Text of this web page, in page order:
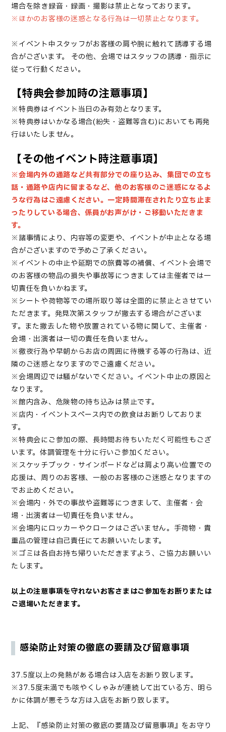
場合を除き録音・録画・撮影は禁止となっております。
※ほかのお客様の迷惑となる行為は一切禁止となります。
※イベント中スタッフがお客様の肩や腕に触れて誘導する場
合がございます。
その他、会場ではスタッフの誘導・指示に
従って行動ください。
【特典会参加時の注意事項】
※特典券はイベント当日のみ有効となります。
※特典券はいかなる場合(紛失・盗難等含む)においても再発
行はいたしません。
【その他イベント時注意事項】
※会場内外の通路など共有部分での座り込み、集団での立ち
話・通路や店内に留まるなど、他のお客様のご迷惑になるよ
うな行為はご遠慮ください。一定時間滞在されたり立ち止ま
ったりしている場合、係員がお声がけ・ご移動いただきま
す。
※諸事情により、内容等の変更や、イベントが中止となる場
合がございますので予めご了承ください。
※イベントの中止や延期での旅費等の補償、イベント会場で
のお客様の物品の損失や事故等につきましては主催者では一
切責任を負いかねます。
※シートや荷物等での場所取り等は全面的に禁止とさせてい
ただきます。発見次第スタッフが撤去する場合がございま
す。また撤去した物や放置されている物に関して、主催者・
会場・出演者は一切の責任を負いません。
※徹夜行為や早朝からお店の周囲に待機する等の行為は、近
隣のご迷惑となりますのでご遠慮ください。
※会場周辺では騒がないでください。イベント中止の原因と
なります。
※館内含み、危険物の持ち込みは禁止です。
※店内・イベントスペース内での飲食はお断りしておりま
す。
※特典会にご参加の際、長時間お待ちいただく可能性もござ
います。体調管理を十分に行いご参加ください。
※ スケッチブック・サインボードなどは肩より高い位置での
応援は、周りのお客様、一般のお客様のご迷惑となりますの
でお止めください。
※会場内・外での事故や盗難等につきまして、主催者・会
場・出演者は一切責任を負いません。
※会場内にロッカーやクロークはございません。手荷物・貴
重品の管理は自己責任にてお願いいたします。
※ゴミは各自お持ち帰りいただきますよう、ご協力お願いい
たします。
以上の注意事項を守れないお客さまはご参加をお断りまたは
ご退場いただきます。
感染防止対策の徹底の要請及び留意事項
37.5度以上の発熱がある場合は入店をお断り致します。
※37.5度未満でも咳やくしゃみが連続して出ている方、明ら
かに体調が悪そうな方は入店をお断り致します。
上記、『感染防止対策の徹底の要請及び留意事項』をお守り